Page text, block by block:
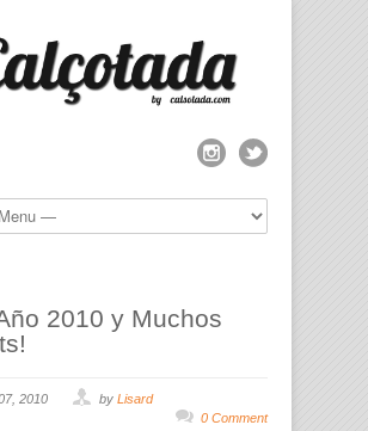
2010 y Muchos
2010 by Lisard
0 Comment